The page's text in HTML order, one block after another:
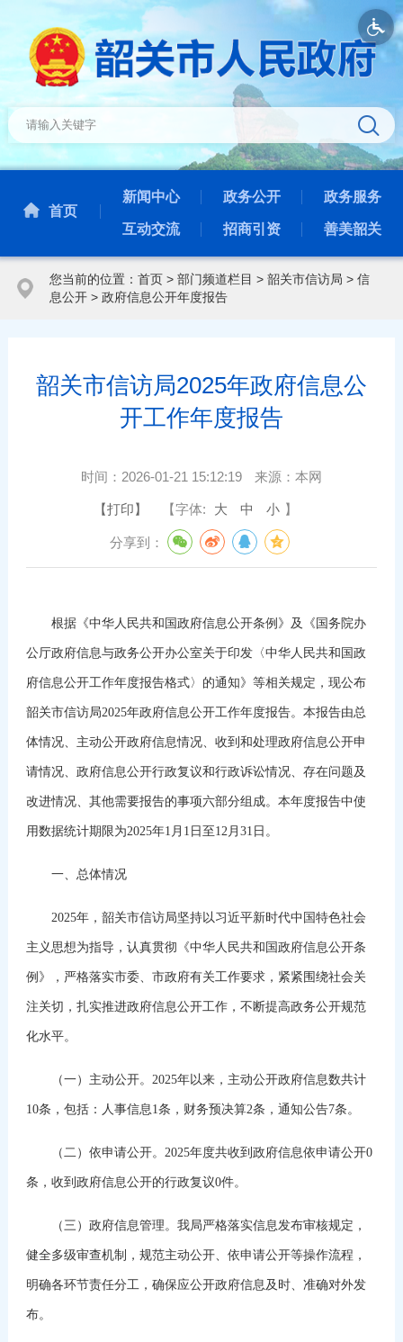
首页
新闻中心 政务公开 政务服务
互动交流 招商引资 善美韶关
您当前的位置： 首页> 部门频道栏目 > 韶关市信访局 > 信
息公开> 政府信息公开年度报告
韶关市信访局2025年政府信息公
开工作年度报告
时间： 2026-01-21 15:12:19 来源： 本网
【打印】 【字体: 大 中 小 】
分享到：
根据《中华人民共和国政府信息公开条例》及《国务院办
公厅政府信息与政务公开办公室关于印发〈中华人民共和国政
府信息公开工作年度报告格式〉的通知》等相关规定，现公布
韶关市信访局2025年政府信息公开工作年度报告。本报告由总
体情况、主动公开政府信息情况、收到和处理政府信息公开申
请情况、政府信息公开行政复议和行政诉讼情况、存在问题及
改进情况、其他需要报告的事项六部分组成。本年度报告中使
用数据统计期限为2025年1月1日至12月31日。
一、总体情况
2025年，韶关市信访局坚持以习近平新时代中国特色社会
主义思想为指导，认真贯彻《中华人民共和国政府信息公开条
例》，严格落实市委、市政府有关工作要求，紧紧围绕社会关
注关切，扎实推进政府信息公开工作，不断提高政务公开规范
化水平。
（一）主动公开。2025年以来，主动公开政府信息数共计
10条，包括：人事信息1条，财务预决算2条，通知公告7条。
（二）依申请公开。2025年度共收到政府信息依申请公开0
条，收到政府信息公开的行政复议0件。
（三）政府信息管理。我局严格落实信息发布审核规定，
健全多级审查机制，规范主动公开、依申请公开等操作流程，
明确各环节责任分工，确保应公开政府信息及时、准确对外发
布。